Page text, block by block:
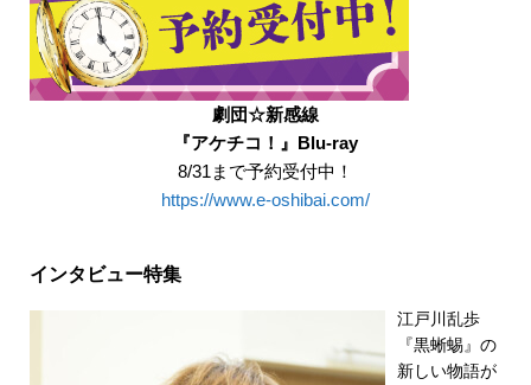
劇団☆新感線
『アケチコ！』Blu-ray
8/31まで予約受付中！
https://www.e-oshibai.com/
インタビュー特集
江戸川乱歩
『黒蜥蜴』の
新しい物語が